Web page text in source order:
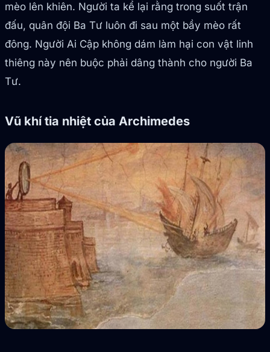
mèo lên khiên. Người ta kể lại rằng trong suốt trận
đấu, quân đội Ba Tư luôn đi sau một bầy mèo rất
đông. Người Ai Cập không dám làm hại con vật linh
thiêng này nên buộc phải dâng thành cho người Ba
Tư.
Vũ khí tia nhiệt của Archimedes